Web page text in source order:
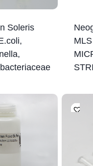
Soleris
MLS